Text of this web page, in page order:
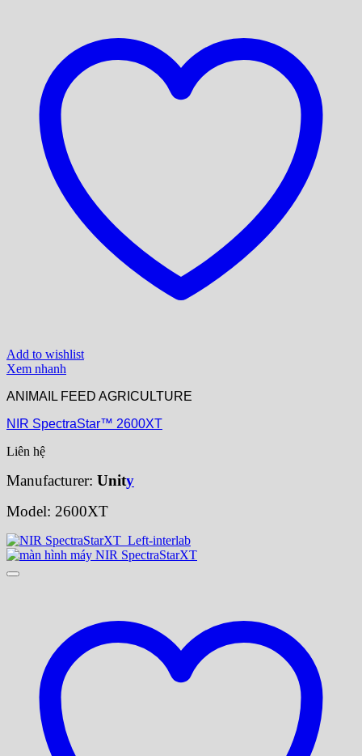
Add to wishlist
Xem nhanh
ANIMAIL FEED AGRICULTURE
NIR SpectraStar™ 2600XT
Liên hệ
Manufacturer: Unity
Model: 2600XT